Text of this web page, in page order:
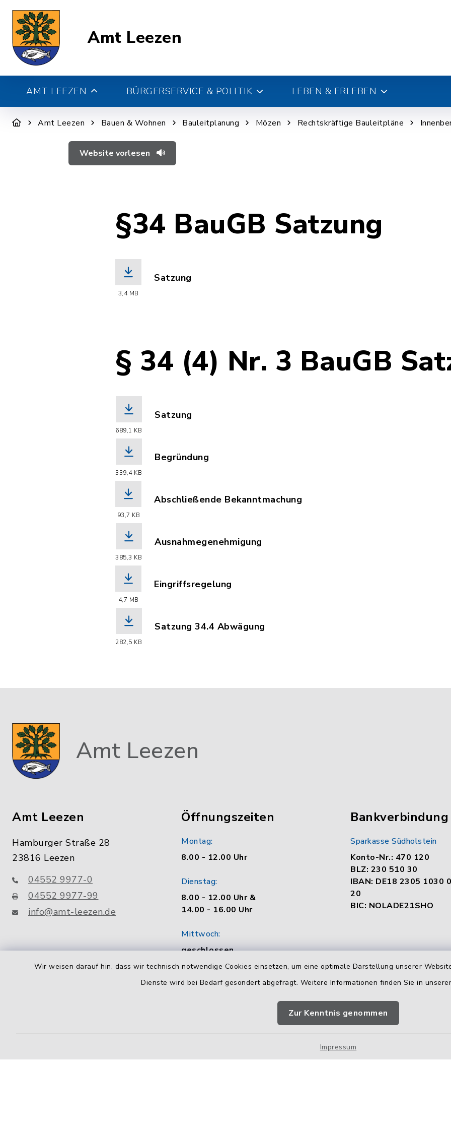
Wir weisen darauf hin, dass wir technisch notwendige Cookies einsetzen, um eine optimale Darstellung unserer
Dienste wird bei Bedarf gesondert abgefragt. Weitere Informationen finden Sie in
Zur Kenntnis genommen
Impressum
Amt Leezen
AMT LEEZEN BÜRGERSERVICE & POLITIK LEBEN & ERLEBEN
Amt Leezen Bauen & Wohnen Bauleitplanung Mözen Rechtskräftige Bauleitpläne
Website vorlesen
§34 BauGB Satzung
3,4 MB
Satzung
§ 34 (4) Nr. 3 BauGB
689,1 KB
Satzung
339,4 KB
Begründung
93,7 KB
Abschließende Bekanntmachung
385,3 KB
Ausnahmegenehmigung
4,7 MB
Eingriffsregelung
282,5 KB
Satzung 34.4 Abwägung
Amt Leezen
Amt Leezen
Hamburger Straße 28
23816 Leezen
04552 9977-0
04552 9977-99
info@amt-leezen.de
Öffnungszeiten
Montag:
8.00 - 12.00 Uhr
Dienstag:
8.00 - 12.00 Uhr &
14.00 - 16.00 Uhr
Mittwoch:
geschlossen
Bankverbindung
Sparkasse Südholstein
Konto-Nr.: 470 120
BLZ: 230 510 30
IBAN: DE18 2305 1030
20
BIC: NOLADE21SHO